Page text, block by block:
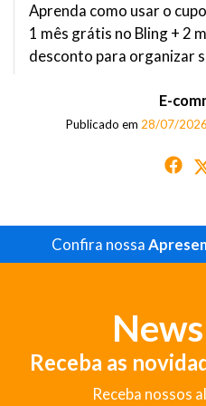
Aprenda como usar o
1 mês grátis no Bling + 2
desconto para organizar
E-
Publicado em 28/07/2026
Confira nossa
Receba as
Receba nossos